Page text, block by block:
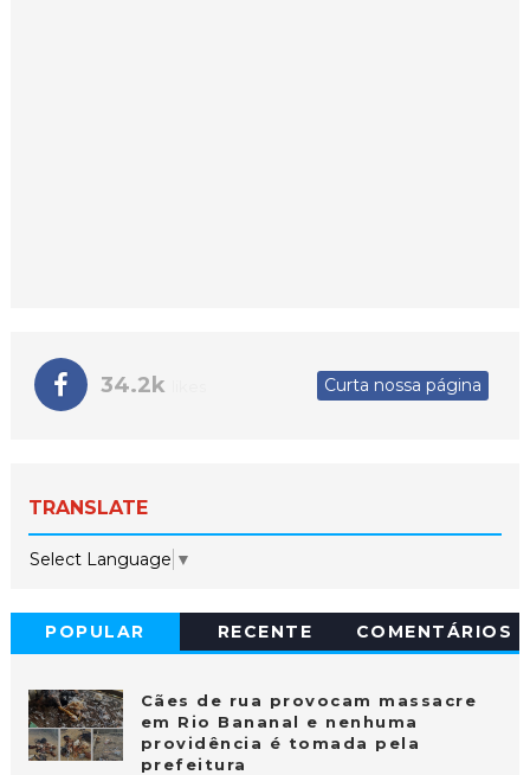
34.2k Curta nossa página
TRANSLATE
Select Language ▼
POPULAR RECENTE COMENTÁRIOS
Cães de rua provocam massacre
em Rio Bananal e nenhuma
providência é tomada pela
prefeitura